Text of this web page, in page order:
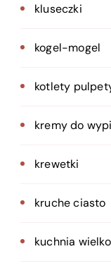
kluseczki
kogel-mogel
kotlety
kremy do
krewetki
kruche ciasto
kuchnia